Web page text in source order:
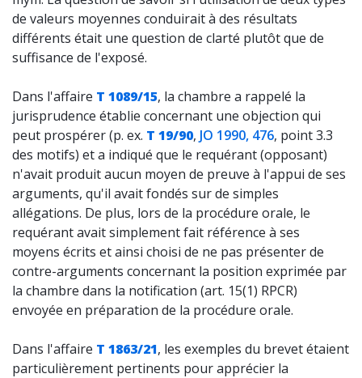
de valeurs moyennes conduirait à des résultats
différents était une question de clarté plutôt que de
suffisance de l'exposé.
Dans l'affaire T 1089/15, la chambre a rappelé la
jurisprudence établie concernant une objection qui
peut prospérer (p. ex. T 19/90, JO 1990, 476, point 3.3
des motifs) et a indiqué que le requérant (opposant)
n'avait produit aucun moyen de preuve à l'appui de ses
arguments, qu'il avait fondés sur de simples
allégations. De plus, lors de la procédure orale, le
requérant avait simplement fait référence à ses
moyens écrits et ainsi choisi de ne pas présenter de
contre-arguments concernant la position exprimée par
la chambre dans la notification (art. 15(1) RPCR)
envoyée en préparation de la procédure orale.
Dans l'affaire T 1863/21, les exemples du brevet étaient
particulièrement pertinents pour apprécier la